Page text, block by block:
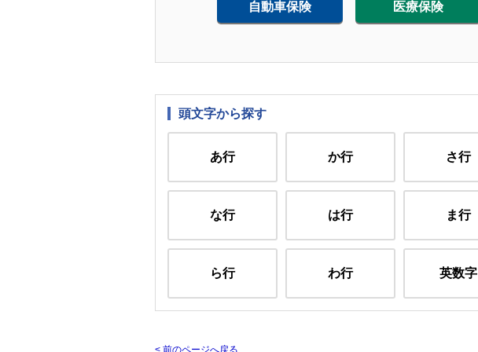
自動車保険 医療保険
頭文字から探す
あ行 か行 さ行
な行 は行 ま行
ら行 わ行 英数字
< 前のページへ戻る